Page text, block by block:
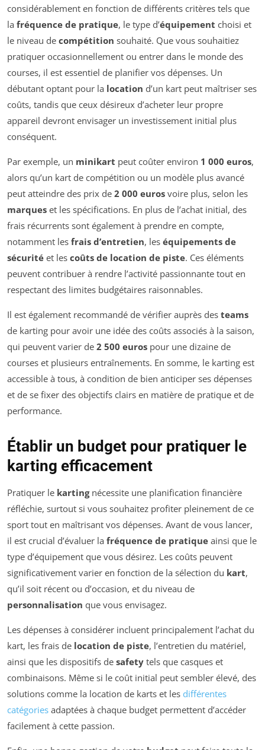
considérablement en fonction de différents critères tels que
la fréquence de pratique, le type d’équipement choisi et
le niveau de compétition souhaité. Que vous souhaitiez
pratiquer occasionnellement ou entrer dans le monde des
courses, il est essentiel de planifier vos dépenses. Un
débutant optant pour la location d’un kart peut maîtriser ses
coûts, tandis que ceux désireux d’acheter leur propre
appareil devront envisager un investissement initial plus
conséquent.
Par exemple, un minikart peut coûter environ 1 000 euros,
alors qu’un kart de compétition ou un modèle plus avancé
peut atteindre des prix de 2 000 euros voire plus, selon les
marques et les spécifications. En plus de l’achat initial, des
frais récurrents sont également à prendre en compte,
notamment les frais d’entretien, les équipements de
sécurité et les coûts de location de piste. Ces éléments
peuvent contribuer à rendre l’activité passionnante tout en
respectant des limites budgétaires raisonnables.
Il est également recommandé de vérifier auprès des teams
de karting pour avoir une idée des coûts associés à la saison,
qui peuvent varier de 2 500 euros pour une dizaine de
courses et plusieurs entraînements. En somme, le karting est
accessible à tous, à condition de bien anticiper ses dépenses
et de se fixer des objectifs clairs en matière de pratique et de
performance.
Établir un budget pour pratiquer le
karting efficacement
Pratiquer le kartingnécessite une planification financière
réfléchie, surtout si vous souhaitez profiter pleinement de ce
sport tout en maîtrisant vos dépenses. Avant de vous lancer,
il est crucial d’évaluer la fréquence de pratique ainsi que le
type d’équipement que vous désirez. Les coûts peuvent
significativement varier en fonction de la sélection du kart,
qu’il soit récent ou d’occasion, et du niveau de
personnalisation que vous envisagez.
Les dépenses à considérer incluent principalement l’achat du
kart, les frais de location de piste, l’entretien du matériel,
ainsi que les dispositifs de safety tels que casques et
combinaisons. Même si le coût initial peut sembler élevé, des
solutions comme la location de karts et les différentes
catégories adaptées à chaque budget permettent d’accéder
facilement à cette passion.